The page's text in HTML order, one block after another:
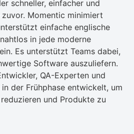
schneller, einfacher und
Momentic minimiert
einfache englische
in jede moderne
Es unterstützt Teams dabei,
Software auszuliefern.
QA-Experten und
der Frühphase entwickelt, um
und Produkte zu